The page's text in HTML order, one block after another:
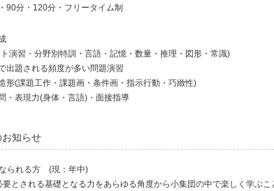
90分・120分・フリータイム制
習・分野別特訓・言語・記憶・数量・推理・図形・常識)
題される頻度が多い問題演習
(課題工作・課題画・条件画・指示行動・巧緻性)
表現力(身体・言語)・面接指導
知らせ
られる方 (現：年中)
とされる基礎となる力をあらゆる角度から小集団の中で楽しく学ぶこ